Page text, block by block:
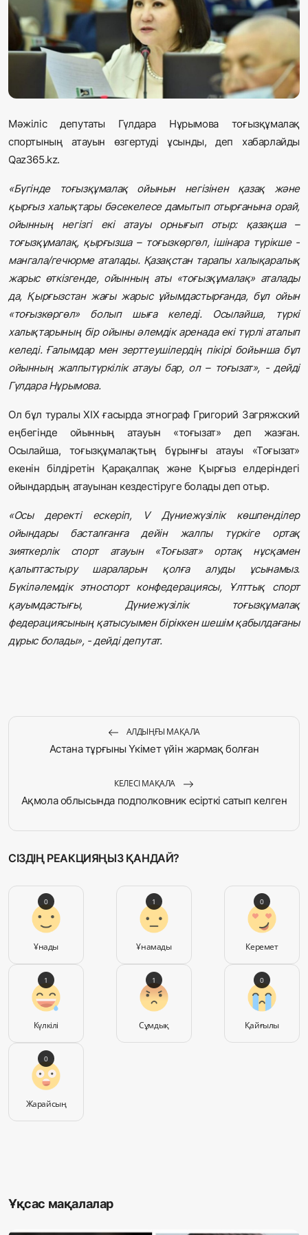
Жаңалықтар
Қоғам
Журналистік зерттеу
Қазақ тілі
Мәжіліс депутаты Гүлдара Нұрымова тоғызқұмалақ
спортының атауын өзгертуді ұсынды, деп хабарлайды
Qaz365.kz.
«Бүгінде тоғызқұмалақ ойынын негізінен қазақ және
қырғыз халықтары бәсекелесе дамытып отырғанына орай,
ойынның негізгі екі атауы орнығып отыр: қазақша –
тоғызқұмалақ, қырғызша – тоғызкөргөл, ішінара түрікше -
мангала/гечюрме аталады. Қазақстан тарапы халықаралық
жарыс өткізгенде, ойынның аты «тоғызқұмалақ» аталады
да, Қырғызстан жағы жарыс ұйымдастырғанда, бұл ойын
«тоғызкөргөл» болып шыға келеді. Осылайша, түркі
халықтарының бір ойыны әлемдік аренада екі түрлі аталып
келеді. Ғалымдар мен зерттеушілердің пікірі бойынша бұл
ойынның жалпытүркілік атауы бар, ол – тоғызат», - дейді
Гүлдара Нұрымова.
Ол бұл туралы XIX ғасырда этнограф Григорий Загряжский
еңбегінде ойынның атауын «тоғызат» деп жазған.
Осылайша, тоғызқұмалақтың бұрынғы атауы «Тоғызат»
екенін білдіретін Қарақалпақ және Қырғыз елдеріндегі
ойындардың атауынан кездестіруге болады деп отыр.
«Осы деректі ескеріп, V Дүниежүзілік көшпенділер
ойындары басталғанға дейін жалпы түркіге ортақ
зияткерлік спорт атауын «Тоғызат» ортақ нұсқамен
қалыптастыру шараларын қолға алуды ұсынамыз.
Бүкіләлемдік этноспорт конфедерациясы, Ұлттық спорт
қауымдастығы, Дүниежүзілік тоғызқұмалақ
федерациясының қатысуымен біріккен шешім қабылдағаны
дұрыс болады», - дейді депутат.
АЛДЫҢҒЫ МАҚАЛА
Астана тұрғыны Үкімет үйін жармақ болған
КЕЛЕСІ МАҚАЛА
Ақмола облысында подполковник есірткі сатып келген
СІЗДІҢ РЕАКЦИЯҢЫЗ ҚАНДАЙ?
Ұнады
0
Ұнамады
1
Керемет
0
Күлкілі
1
Сұмдық
1
Қайғылы
0
Жарайсың
0
Ұқсас мақалалар